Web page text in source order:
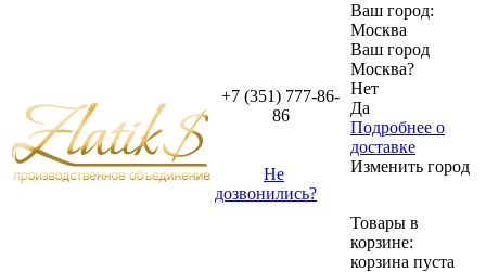
+7 (351) 777-86-
86
Не
дозвонились?
Ваш город:
Москва
Ваш город
Москва?
Нет
Да
Подробнее о
доставке
Изменить город
Товары в
корзине:
корзина пуста